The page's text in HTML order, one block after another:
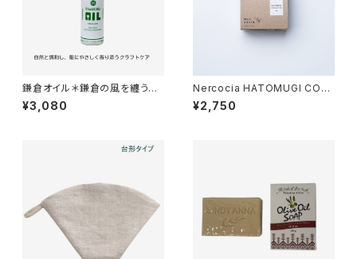
鎌倉オイル＊鎌倉の風を纏う植
物オイルの恵み＊人工香料不使
用＊30ml
¥3,080
Nercocia HATOMUGI CON
DITIONERBAR＊コンディショ
ナーバー ＊微光＊さらさらふん
¥2,750